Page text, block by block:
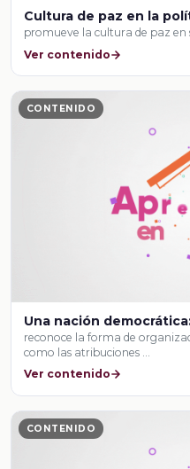
Cultura de paz en la
promueve la cultura de paz en
Ver contenido
CONTENIDO
Una nación
reconoce la forma de
como las atribuciones …
Ver contenido
CONTENIDO